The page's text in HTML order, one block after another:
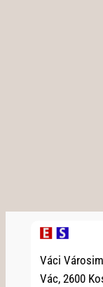
Váci
Vác, 2600